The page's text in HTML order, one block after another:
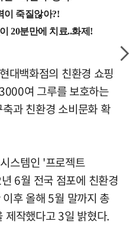
대백화점의 친환경 쇼핑
여 그루를 보호하는
과 친환경 소비문화 확
스템인 '프로젝트
6월 전국 점포에 친환경
후 올해 5월 말까지 총
작했다고 3일 밝혔다.